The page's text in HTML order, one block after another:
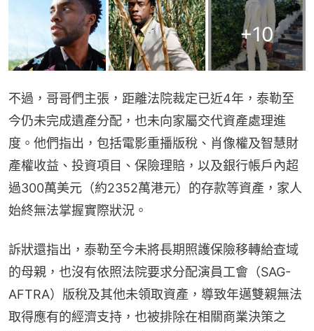
+10
不過，哥哥們主張，距離法院裁定已近4年，泰勒至
今仍未完成遺產分配，也未向家屬交代資產處理進
度。他們指出，包括電影重播版稅、肖像權及智慧財
產權收益、投資項目、保險理賠，以及銀行帳戶內超
過300萬美元（約2352萬港元）的存款等資產，家人
始終無法掌握實際狀況。
訴狀還指出，泰勒至今未將長期照護保險移轉給查域
的母親，也沒有依照法院要求分配演員工會（SAG-
AFTRA）版稅及其他未領取資產，導致年邁雙親無法
取得應有的經濟支持，也被排除在相關商業決策之